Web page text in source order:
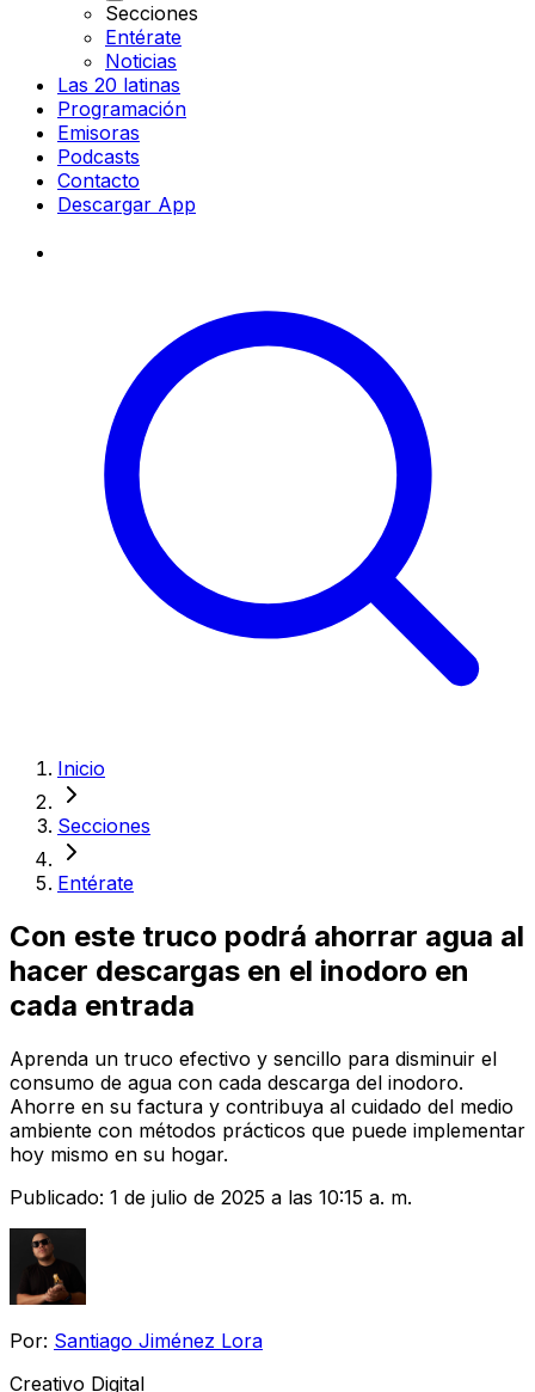
Secciones
Entérate
Noticias
Las 20 latinas
Programación
Emisoras
Podcasts
Contacto
Descargar App
Inicio
Secciones
Entérate
Con este truco podrá ahorrar agua al
hacer descargas en el inodoro en
cada entrada
Aprenda un truco efectivo y sencillo para disminuir el
consumo de agua con cada descarga del inodoro.
Ahorre en su factura y contribuya al cuidado del medio
ambiente con métodos prácticos que puede implementar
hoy mismo en su hogar.
Publicado: 1 de julio de 2025 a las 10:15 a. m.
Por: Santiago Jiménez Lora
Creativo Digital